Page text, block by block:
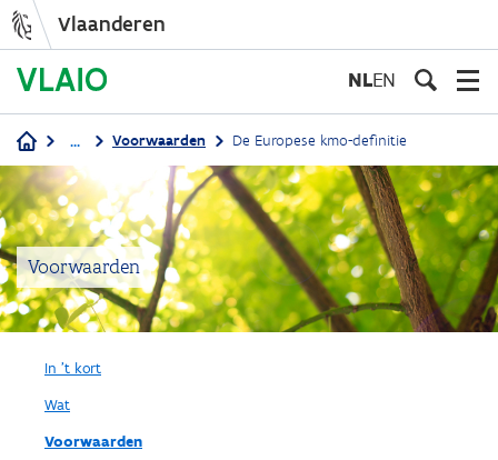
inhoud
gaan
Vlaanderen
NLEN
Kruimelpad
... Voorwaarden De Europese kmo-definitie
Voorwaarden
In 't kort
Wat
Voorwaarden